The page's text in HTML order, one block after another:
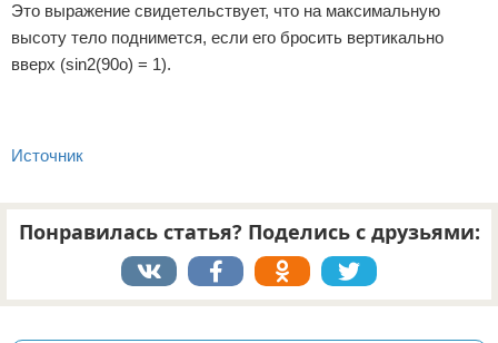
Это выражение свидетельствует, что на максимальную
высоту тело поднимется, если его бросить вертикально
вверх (sin2(90o) = 1).
Источник
Понравилась статья? Поделись с друзьями: